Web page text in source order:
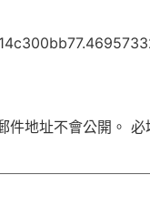
件地址不會公開。 必